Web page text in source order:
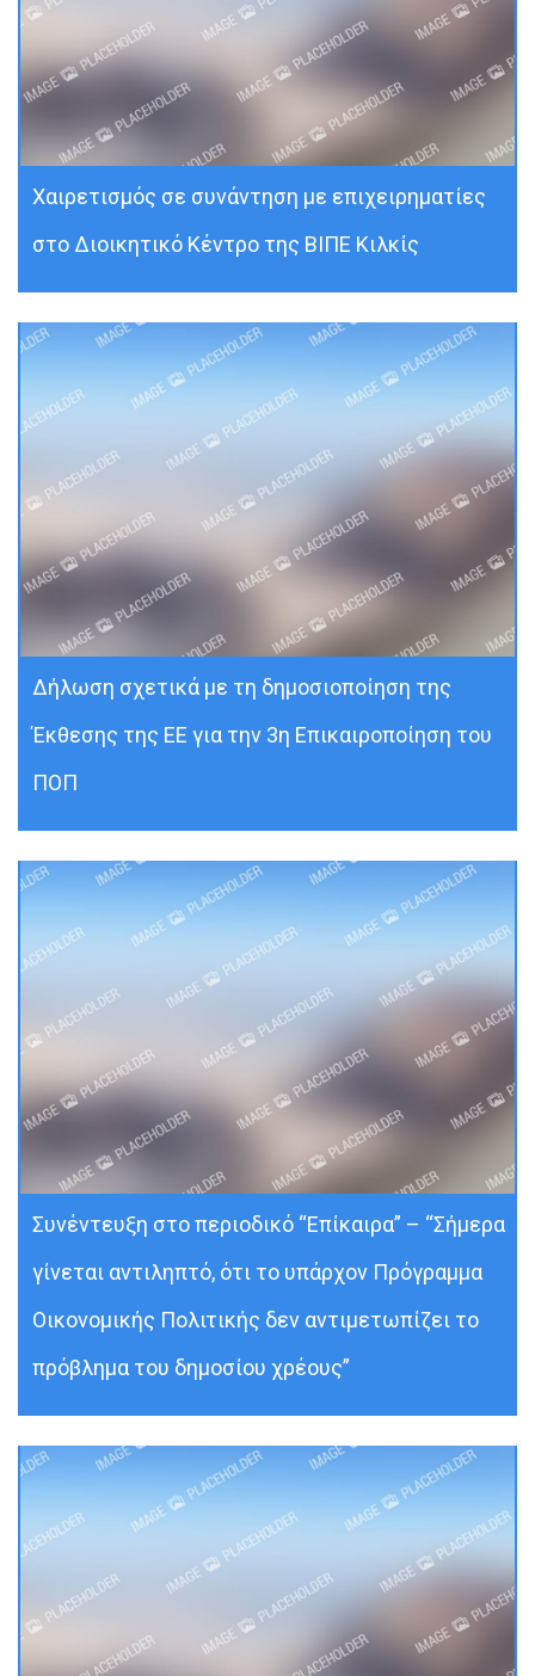
Χαιρετισμός σε συνάντηση με επιχειρηματίες
στο Διοικητικό Κέντρο της ΒΙΠΕ Κιλκίς
Δήλωση σχετικά με τη δημοσιοποίηση της
Έκθεσης της ΕΕ για την 3η Επικαιροποίηση του
ΠΟΠ
Συνέντευξη στο περιοδικό “Επίκαιρα” – “Σήμερα
γίνεται αντιληπτό, ότι το υπάρχον Πρόγραμμα
Οικονομικής Πολιτικής δεν αντιμετωπίζει το
πρόβλημα του δημοσίου χρέους”